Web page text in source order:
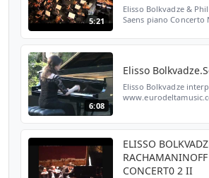
5:21
Elisso Bolkvadze &
Saens piano Concerto
6:08
Elisso
Elisso Bolkvadze
ELISSO
CONCERT0 2 II